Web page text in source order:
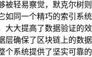
被轻易察觉，默克尔树
如同一个精巧的索引系
大大提高了数据验证的
层确保了区块链上的数据
个系统提供了坚实可靠的